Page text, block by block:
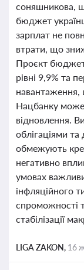
соняшникова,
бюджет
зарплат не
втрати, що
Проєкт
рівні 9,9% та
навантаження,
Нацбанку може
відновлення.
облігаціями
обмежують
негативно
умовах
інфляційного
спроможності
стабілізації
LIGA ZAKON, 16